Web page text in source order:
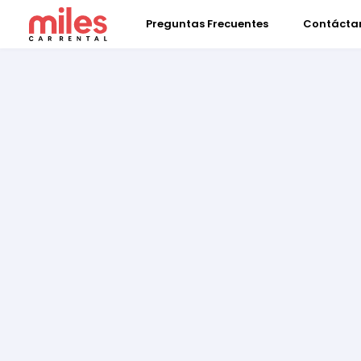
Preguntas Frecuentes